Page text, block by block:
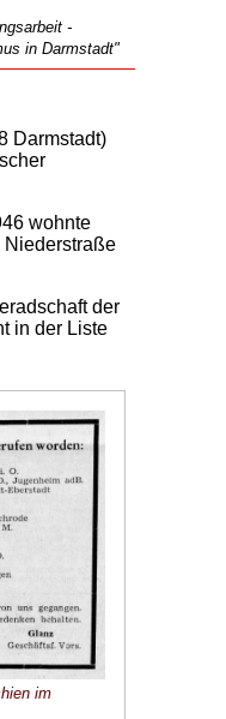
-
in Darmstadt"
Darmstadt)
wohnte
Niederstraße
der
in der Liste
im